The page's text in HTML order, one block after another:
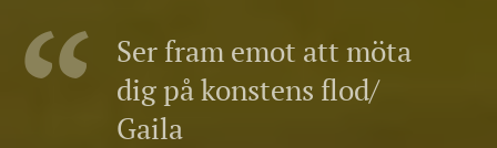
Ser fram emot att möta
dig på konstens flod/
Gaila